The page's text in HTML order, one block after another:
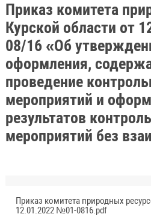
Приказ комитета
Курской области от
08/16 «Об
оформления,
проведение
мероприятий и
результатов
мероприятий без
Приказ комитета природных
12.01.2022 №01-0816.pdf